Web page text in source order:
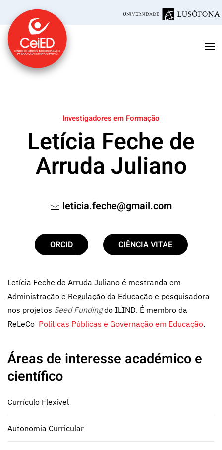
Saltar para o conteúdo principal
Investigadores em Formação
Letícia Feche de
Arruda Juliano
leticia.feche@gmail.com
ORCID CIÊNCIA VITAE
Letícia Feche de Arruda Juliano é mestranda em
Administração e Regulação da Educação e pesquisadora
nos projetos Seed Fundingdo ILIND. É membro da
ReLeCo Políticas Públicas e Governação em Educação.
Áreas de interesse académico e
científico
Currículo Flexível
Autonomia Curricular